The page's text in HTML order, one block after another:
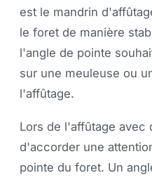
est le mandrin
le foret de manière
l'angle de pointe
sur une meuleuse ou
l'affûtage.
Lors de l'affûtage avec
d'accorder une
pointe du foret. Un